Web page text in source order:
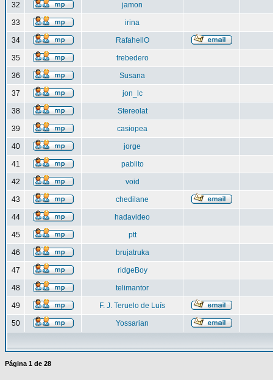
32 jamon
33 irina
34 RafahellO
35 trebedero
36 Susana
37 jon_lc
38 Stereolat
39 casiopea
40 jorge
41 pablito
42 void
43 chedilane
44 hadavideo
45 ptt
46 brujatruka
47 ridgeBoy
48 telimantor
49 F. J. Teruelo de Luís
50 Yossarian
Página 1 de 28